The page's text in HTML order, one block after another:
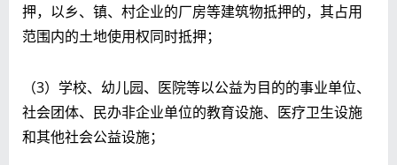
押，以乡、镇、村企业的厂房等建筑物抵押的，其占用
范围内的土地使用权同时抵押；
（3）学校、幼儿园、医院等以公益为目的的事业单位、
社会团体、民办非企业单位的教育设施、医疗卫生设施
和其他社会公益设施；